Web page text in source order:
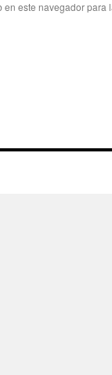
este navegador para